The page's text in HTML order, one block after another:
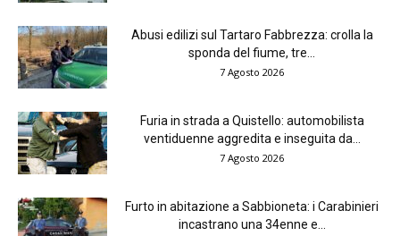
Abusi edilizi sul Tartaro Fabbrezza: crolla la
sponda del fiume, tre...
7 Agosto 2026
Furia in strada a Quistello: automobilista
ventiduenne aggredita e inseguita da...
7 Agosto 2026
Furto in abitazione a Sabbioneta: i Carabinieri
incastrano una 34enne e...